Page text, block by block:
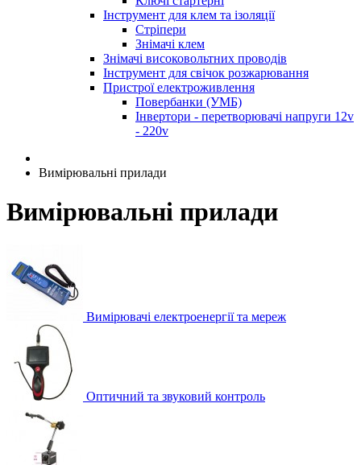
Інструмент для клем та ізоляції
Стріпери
Знімачі клем
Знімачі високовольтних проводів
Інструмент для свічок розжарювання
Пристрої електроживлення
Повербанки (УМБ)
Інвертори - перетворювачі напруги 12v
- 220v
Вимірювальні прилади
Вимірювальні прилади
Вимірювачі електроенергії та мереж
Оптичний та звуковий контроль